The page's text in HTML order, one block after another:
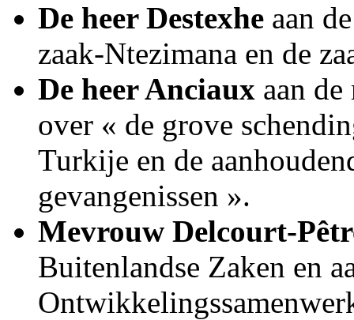
De heer Destexhe aan
zaak-Ntezimana en de
De heer Anciaux aan
over « de grove
Turkije en de
gevangenissen ».
Mevrouw Delcourt-
Buitenlandse Zaken en